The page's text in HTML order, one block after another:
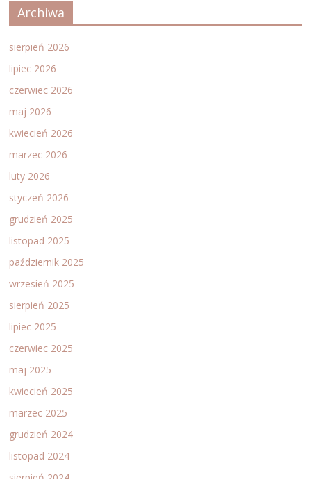
Archiwa
sierpień 2026
lipiec 2026
czerwiec 2026
maj 2026
kwiecień 2026
marzec 2026
luty 2026
styczeń 2026
grudzień 2025
listopad 2025
październik 2025
wrzesień 2025
sierpień 2025
lipiec 2025
czerwiec 2025
maj 2025
kwiecień 2025
marzec 2025
grudzień 2024
listopad 2024